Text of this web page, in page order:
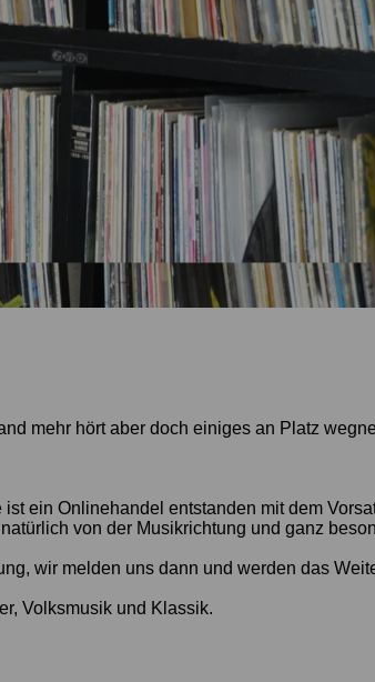
mehr hört aber doch einiges an Platz
ein Onlinehandel entstanden mit dem
von der Musikrichtung und ganz
wir melden uns dann und werden das
Volksmusik und Klassik.